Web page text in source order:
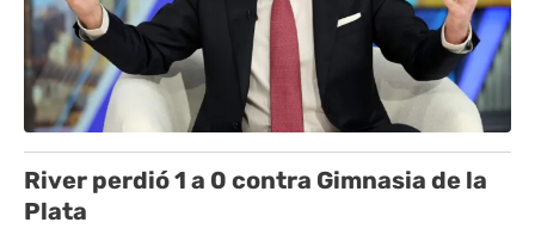
River perdió 1 a 0 contra Gimnasia de la
Plata